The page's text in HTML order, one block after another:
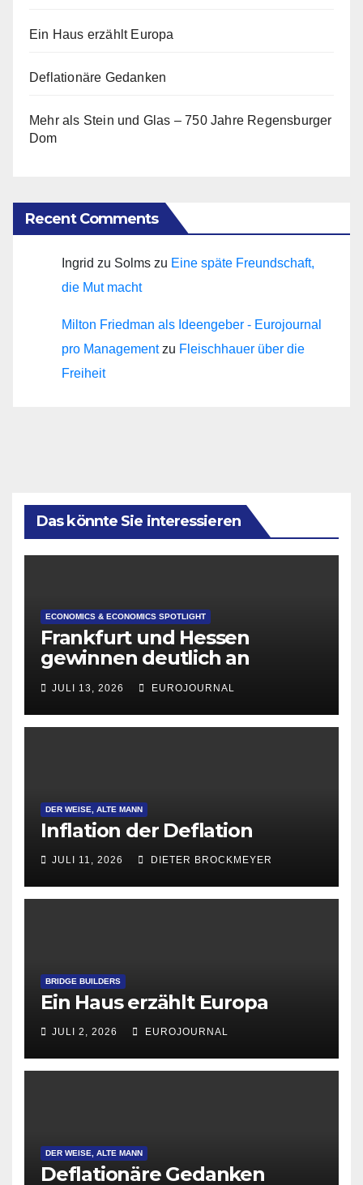
Ein Haus erzählt Europa
Deflationäre Gedanken
Mehr als Stein und Glas – 750 Jahre Regensburger
Dom
Recent Comments
Ingrid zu Solms zu Eine späte Freundschaft,
die Mut macht
Milton Friedman als Ideengeber - Eurojournal
pro Managementzu Fleischhauer über die
Freiheit
Das könnte Sie interessieren
ECONOMICS & ECONOMICS SPOTLIGHT
Frankfurt und Hessen
gewinnen deutlich an
Attraktivität für Startup-
Gründungen
JULI 13, 2026 EUROJOURNAL
DER WEISE, ALTE MANN
Inflation der Deflation
JULI 11, 2026 DIETER BROCKMEYER
BRIDGE BUILDERS
Ein Haus erzählt Europa
JULI 2, 2026 EUROJOURNAL
DER WEISE, ALTE MANN
Deflationäre Gedanken